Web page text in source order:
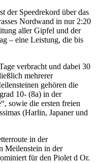
der Speedrekord über das
Nordwand in nur 2:20
aller Gipfel und der
– eine Leistung, die bis
verbracht und dabei 30
mehrerer
gehören die
10- (8a) in der
sowie die ersten freien
(Harlin, Japaner und
in der
Meilenstein in der
für den Piolet d Or.